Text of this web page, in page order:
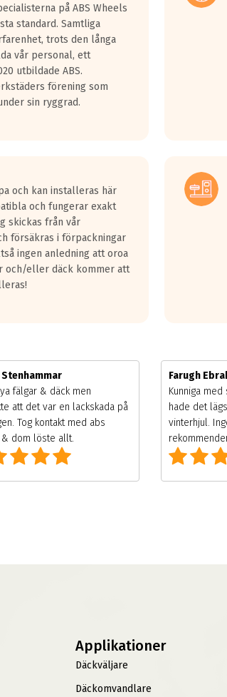
fyra billängder( ca 18meter) mellan däck med
överträffa motorljudet.
ett däck med vågar. Hög bullernivå markeras
kraven som finns i dagsläget, men är inte
på ABS Wheels
standard. Samtliga
trots den långa
vår personal, ett
utbildade ABS.
förening som
sin ryggrad.
och kan installeras här
och fungerar exakt
skickas från vår
försäkras i förpackningar
ingen anledning att oroa
och/eller däck kommer att
Stenhammar
fälgar & däck men
att det var en lackskada på
Tog kontakt med abs
dom löste allt.
Farugh
Kunniga
hade det
vinterhjul.
Applikationer
Däckväljare
Däckomvandlare